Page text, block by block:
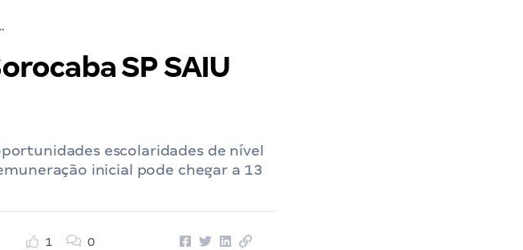
SAIBA MAIS!
SP SAIU
escolaridades de nível
inicial pode chegar a 13
1 0